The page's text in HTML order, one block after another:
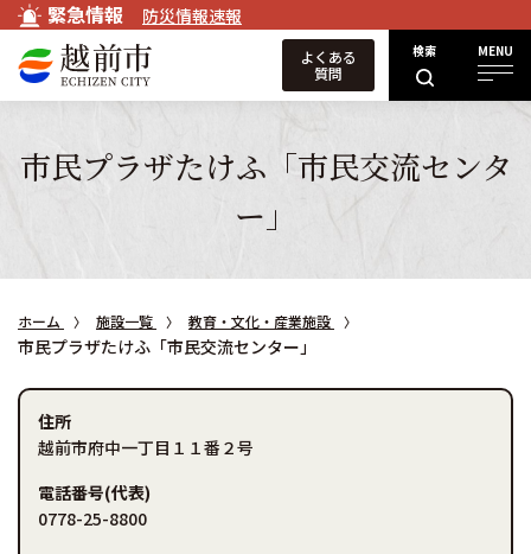
緊急情報 防災情報速報
検索 MENU
よくある
質問
市民プラザたけふ「市民交流センタ
ー」
ホーム 施設一覧 教育・文化・産業施設
市民プラザたけふ「市民交流センター」
住所
越前市府中一丁目１１番２号
電話番号(代表)
0778-25-8800